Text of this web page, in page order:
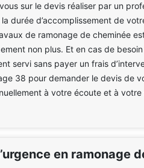
sur le devis réaliser par un
durée d’accomplissement de
de ramonage de cheminée
non plus. Et en cas de
servi sans payer un frais
38 pour demander le devis de
à votre écoute et à votre
en ramonage